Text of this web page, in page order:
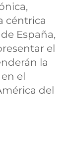
céntrica
España,
el
la
el
del